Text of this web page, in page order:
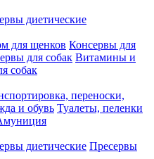
диетические
для щенков Консервы для
для собак Витамины и
собак
переноски,
и обувь Туалеты, пеленки
диетические Пресервы